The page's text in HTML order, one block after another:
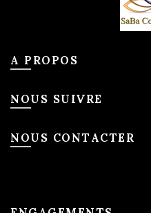
A PROPOS
NOUS SUIVRE
NOUS CONTACTER